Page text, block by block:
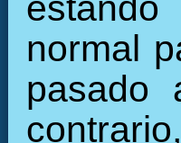
normal
pasado